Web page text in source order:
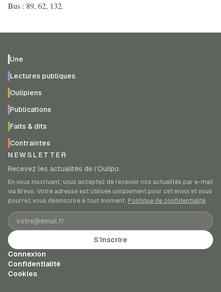
Bus : 89, 62, 132.
Une
Lectures publiques
Oulipiens
Publications
Faits & dits
Contraintes
NEWSLETTER
Recevez les actualités de l’Oulipo.
En vous inscrivant, vous acceptez de recevoir nos actualités par e-mail
via Brevo. Votre adresse est utilisée uniquement pour cet envoi et vous
pourrez vous désinscrire à tout moment. Politique de confidentialité.
Adresse e-mail
S’inscrire
Connexion
Confidentialité
Cookies